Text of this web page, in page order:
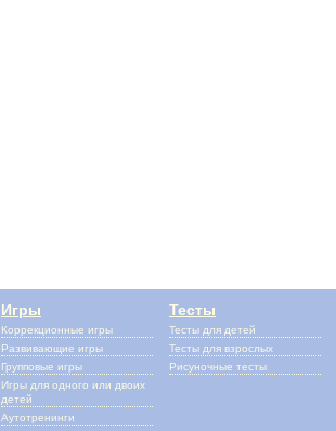
Игры
Коррекционные игры
Развивающие игры
Групповые игры
Игры для одного или двоих
детей
Аутотренинги
Тесты
Тесты для детей
Тесты для взрослых
Рисуночные тесты